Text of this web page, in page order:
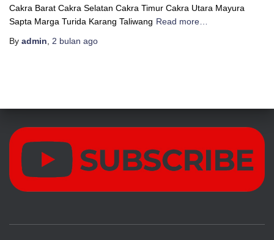
Cakra Barat Cakra Selatan Cakra Timur Cakra Utara Mayura
Sapta Marga Turida Karang Taliwang Read more…
By admin 2 bulan ago